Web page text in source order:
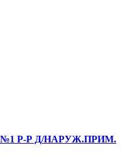
Р-Р Д/НАРУЖ.ПРИМ.